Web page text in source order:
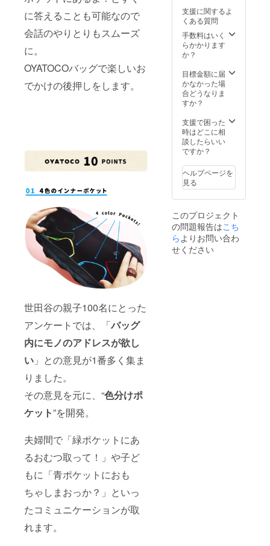
に答えることも可能なので
会話のやりとりもスムーズ
に。
OYATOCOバッグで楽しいお
でかけの後押しをします。
世田谷の親子100名にとった
アンケートでは、「バッグ
内にモノのアドレスが欲し
い 」との意見が1番多く集ま
りました。
その意見を元に、“色分けポ
ケット”を開発。
夫婦間で「緑ポケットにあ
るおむつ取って！」や子ど
もに「青ポケットにおも
ちゃしまおっか？」といっ
たコミュニケーションが取
れます。
い】
支援に関するよ
くある質問
手数料はいく
らかかります
か？
目標金額に届
かなかった場
合どうなりま
すか？
支援で困った
時はどこに相
談したらいい
ですか？
ヘルプページを
見る
このプロジェクト
の問題報告はこち
ら よりお問い合わ
せください